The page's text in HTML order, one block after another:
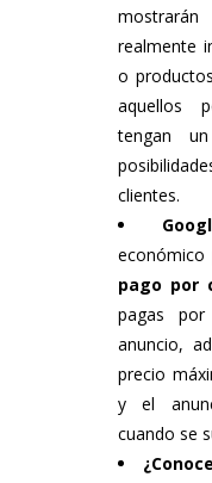
realmente
o
aquellos
tengan
clientes.
económico
pago por
pagas
anuncio,
precio
y el
cuando se